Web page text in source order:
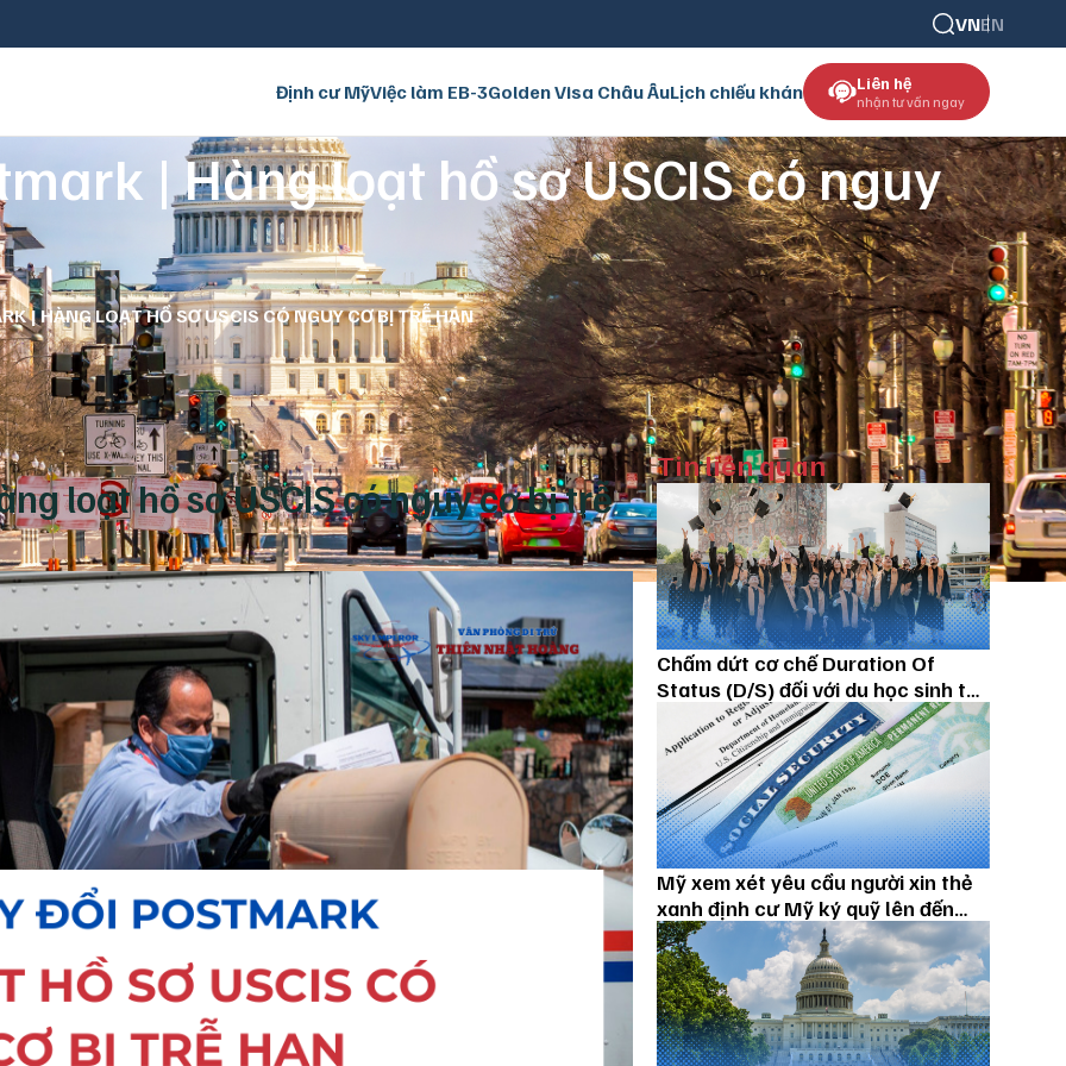
VNEN
Định cư MỹViệc làm EB-3Golden Visa Châu ÂuLịch chiếu khán Liên hệ
nhận tư vấn ngay
| Hàng loạt hồ sơ USCIS có nguy
| HÀNG LOẠT HỒ SƠ USCIS CÓ NGUY CƠ BỊ TRỄ HẠN
loạt hồ sơ USCIS có nguy cơ bị trễ
Tin liên quan
Chấm dứt cơ chế Duration Of
Status (D/S) đối với du học sinh từ
15/09/2026
Mỹ xem xét yêu cầu người xin thẻ
xanh định cư Mỹ ký quỹ lên đến
100.000 USD